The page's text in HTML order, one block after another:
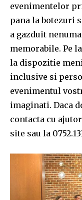
Join our
evenimentelor
pana la botezuri
a gazduit
memorabile. Pe
la dispozitie
inclusive si
evenimentul
imaginati. Daca
contacta cu
site sau la